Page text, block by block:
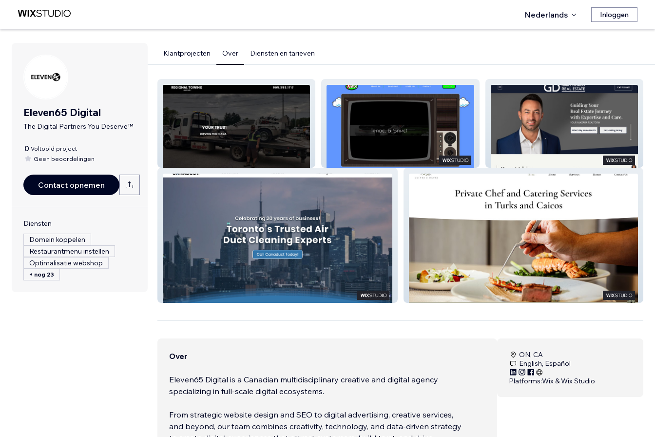
Nederlands Inloggen
Eleven65 Digital
The Digital Partners You Deserve™
0 Voltooid project
Geen beoordelingen
Contact opnemen
Diensten
Domein koppelen
Restaurantmenu instellen
Optimalisatie webshop
+ nog 23
Klantprojecten Over Diensten en tarieven
NEX Game Store
Canaduct Cleaning Olives & Dates
Over
Eleven65 Digital is a Canadian multidisciplinary creative and digital agency
specializing in full-scale digital ecosystems.
From strategic website design and SEO to digital advertising, creative services,
and beyond, our team combines creativity, technology, and data-driven strategy
ON, CA
English, Español
Platforms:Wix & Wix Studio